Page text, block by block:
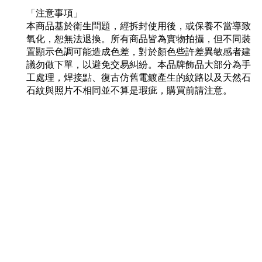
「注意事項」
本商品基於衛生問題，經拆封使用後，或保養不當導致
氧化，恕無法退換。所有商品皆為實物拍攝，但不同裝
置顯示色調可能造成色差，對於顏色些許差異敏感者建
議勿做下單，以避免交易糾紛。本品牌飾品大部分為手
工處理，焊接點、復古仿舊電鍍產生的紋路以及天然石
石紋與照片不相同並不算是瑕疵，購買前請注意。